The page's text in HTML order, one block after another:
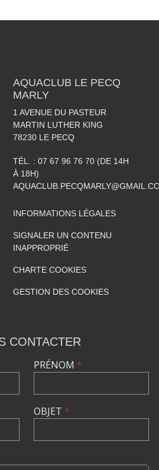
AQUACLUB LE PECQ
MARLY
1 AVENUE DU PASTEUR
MARTIN LUTHER KING
78230 LE PECQ
TÉL. : 07 67 96 76 70 (DE 14H
À 18H)
INFORMATIONS LÉGALES
SIGNALER UN CONTENU
INAPPROPRIÉ
CHARTE COOKIES
GESTION DES COOKIES
CONTACTER
PRÉNOM *
OBJET *